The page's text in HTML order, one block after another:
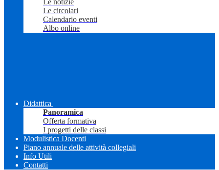
Le notizie
Le circolari
Calendario eventi
Albo online
Didattica
Panoramica
Offerta formativa
I progetti delle classi
Modulistica Docenti
Piano annuale delle attività collegiali
Info Utili
Contatti